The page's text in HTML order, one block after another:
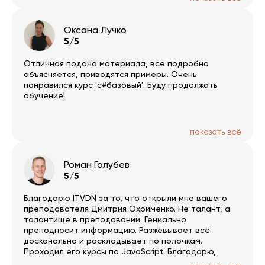
Оксана Лучко
5/5
Отличная подача материала, все подробно
объясняется, приводятся примеры. Очень
понравился курс 'c#базовый'. Буду продолжать
обучение!
показать всё
Роман Голубев
5/5
Благодарю ITVDN за то, что открыли мне вашего
преподавателя Дмитрия Охрименко. Не талант, а
талантище в преподавании. Гениально
преподносит информацию. Разжёвывает всё
досконально и раскладывает по полочкам.
Проходил его курсы по JavaScript. Благодарю,